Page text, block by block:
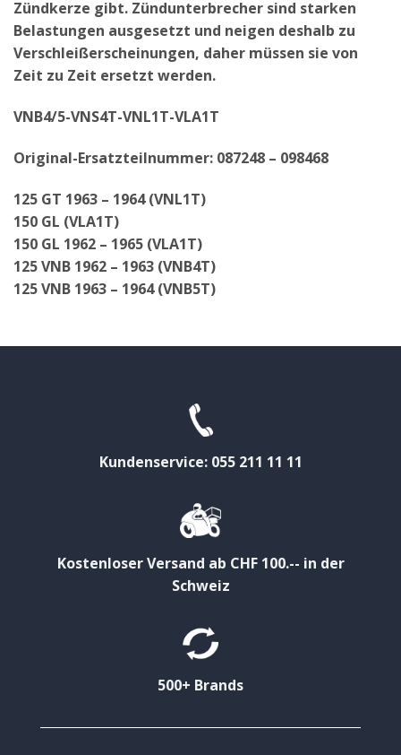
Zündkerze gibt. Zündunterbrecher sind starken
Belastungen ausgesetzt und neigen deshalb zu
Verschleißerscheinungen, daher müssen sie von
Zeit zu Zeit ersetzt werden.
VNB4/5-VNS4T-VNL1T-VLA1T
Original-Ersatzteilnummer: 087248 – 098468
125 GT 1963 – 1964 (VNL1T)
150 GL (VLA1T)
150 GL 1962 – 1965 (VLA1T)
125 VNB 1962 – 1963 (VNB4T)
125 VNB 1963 – 1964 (VNB5T)
Kundenservice: 055 211 11 11
Kostenloser Versand ab CHF 100.-- in der
Schweiz
500+ Brands